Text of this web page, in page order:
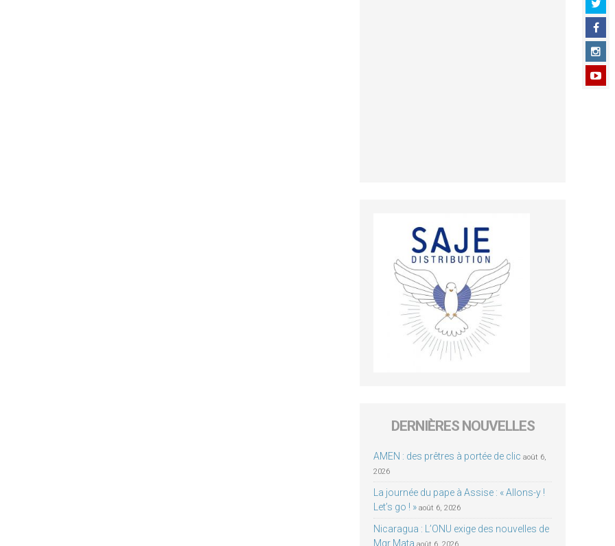
DERNIÈRES NOUVELLES
AMEN : des prêtres à portée de clic août 6,
2026
La journée du pape à Assise : « Allons-y !
Let’s go ! » août 6, 2026
Nicaragua : L’ONU exige des nouvelles de
Mgr Mata